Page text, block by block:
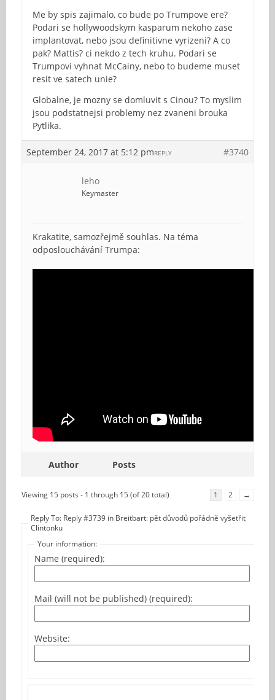
Me by spis zajimalo, co bude po Trumpove ere?
Podari se hollywoodskym kasparum nekoho zase
implantovat, nebo jsou definitivne vyrizeni? A co
pak? Mattis? ci nekdo z tech kruhu. Podari se
Trumpovi vyhnat McCainy, nebo to budeme muset
resit ve satech unie?
Globalne, je mozny se domluvit s Cinou? To myslim
jsou podstatnejsi problemy nez zvaneni brouka
Pytlika.
September 24, 2017 at 5:12 pm #3740
REPLY
leho
Keymaster
Krakatite, samozřejmě souhlas. Na téma
odposlouchávání Trumpa:
Author Posts
Viewing 15 posts - 1 through 15 (of 20 total) 1 2 →
Reply To: Reply #3739 in Breitbart: pět důvodů pořádně vyšetřit
Clintonku
Your information:
Name (required):
Mail (will not be published) (required):
Website: